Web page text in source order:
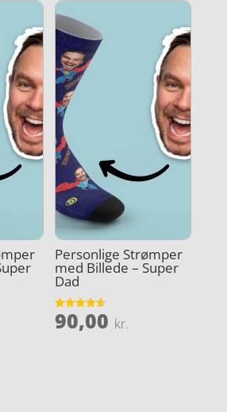
Personlige Strømper
med Billede – Super
Dad
Vurderet
4.6
90,00 kr.